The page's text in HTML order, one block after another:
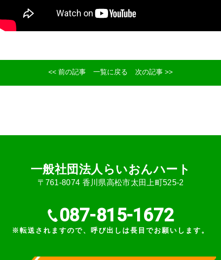
<< 前の記事 一覧に戻る 次の記事 >>
⼀般社団法⼈らいおんハート
〒761-8074 ⾹川県⾼松市太⽥上町525-2
087-815-1672
※転送されますので、呼び出しは長目でお願いします。